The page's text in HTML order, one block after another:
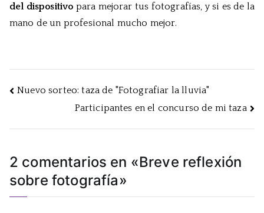
del dispositivo para mejorar tus fotografías, y si es de la
mano de un profesional mucho mejor.
Navegación
Nuevo sorteo: taza de "Fotografiar la lluvia"
Participantes en el concurso de mi taza
2 comentarios en «Breve reflexión
sobre fotografía»